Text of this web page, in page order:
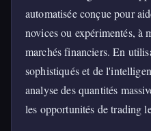
automatisée conçue pour
novices ou expérimentés, à
marchés financiers. En
sophistiqués et de
analyse des quantités
les opportunités de trading